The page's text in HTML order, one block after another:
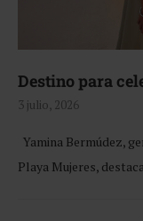
Destino para
3 julio, 2026
Yamina Bermúdez,
Playa Mujeres,